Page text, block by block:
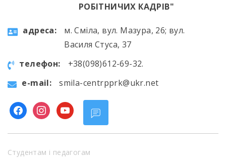
РОБІТНИЧИХ КАДРІВ"
aдресa:
м. Сміла, вул. Мазура, 26; вул.
Василя Стуса, 37
телефон:
+38(098)612-69-32.
e-mail:
smila-centrpprk@ukr.net
facebookinstagram
youtube
Студентам і педагогам